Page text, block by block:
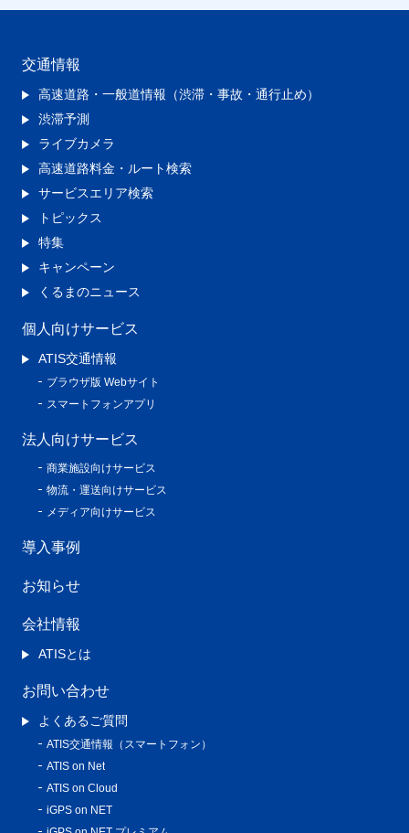
交通情報
高速道路・一般道情報（渋滞・事故・通行止め）
渋滞予測
ライブカメラ
高速道路料金・ルート検索
サービスエリア検索
トピックス
特集
キャンペーン
くるまのニュース
個人向けサービス
ATIS交通情報
ブラウザ版 Webサイト
スマートフォンアプリ
法人向けサービス
商業施設向けサービス
物流・運送向けサービス
メディア向けサービス
導入事例
お知らせ
会社情報
ATISとは
お問い合わせ
よくあるご質問
ATIS交通情報（スマートフォン）
ATIS on Net
ATIS on Cloud
iGPS on NET